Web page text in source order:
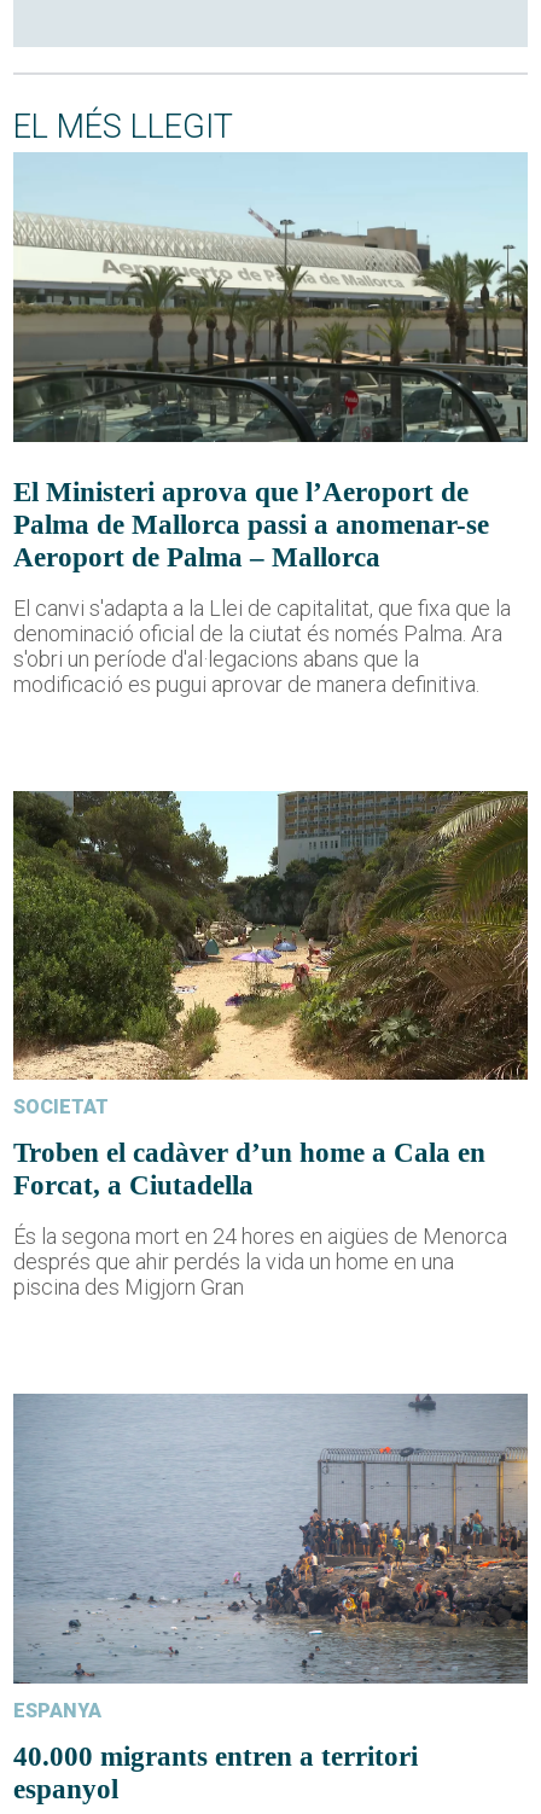
EL MÉS LLEGIT
El Ministeri aprova que l’Aeroport de
Palma de Mallorca passi a anomenar-se
Aeroport de Palma – Mallorca
El canvi s'adapta a la Llei de capitalitat, que fixa que la
denominació oficial de la ciutat és només Palma. Ara
s'obri un període d'al·legacions abans que la
modificació es pugui aprovar de manera definitiva.
SOCIETAT
Troben el cadàver d’un home a Cala en
Forcat, a Ciutadella
És la segona mort en 24 hores en aigües de Menorca
després que ahir perdés la vida un home en una
piscina des Migjorn Gran
ESPANYA
40.000 migrants entren a territori
espanyol